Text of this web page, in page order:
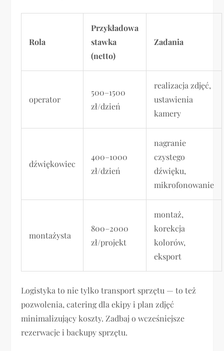
Rola
Przykładowa
stawka
(netto)
Zadania
operator
500–1500
zł/dzień
realizacja zdjęć,
ustawienia
kamery
dźwiękowiec
400–1000
zł/dzień
nagranie
czystego
dźwięku,
mikrofonowanie
montażysta
800–2000
zł/projekt
montaż,
korekcja
kolorów,
eksport
Logistyka to nie tylko transport sprzętu — to też
pozwolenia, catering dla ekipy i plan zdjęć
minimalizujący koszty. Zadbaj o wcześniejsze
rezerwacje i backupy sprzętu.